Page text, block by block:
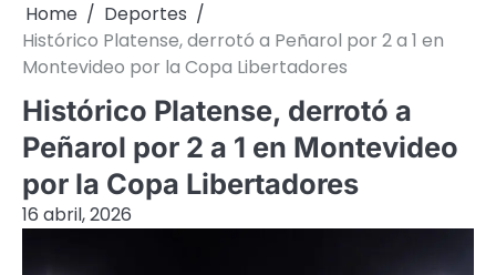
Home
Deportes
Histórico Platense, derrotó a Peñarol por 2 a 1 en
Montevideo por la Copa Libertadores
Histórico Platense, derrotó a
Peñarol por 2 a 1 en Montevideo
por la Copa Libertadores
16 abril, 2026